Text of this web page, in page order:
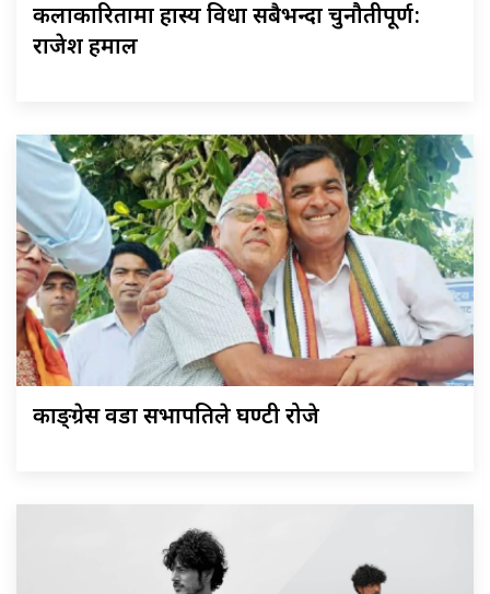
कलाकारितामा हास्य विधा सबैभन्दा चुनौतीपूर्ण:
राजेश हमाल
काङ्ग्रेस वडा सभापतिले घण्टी रोजे